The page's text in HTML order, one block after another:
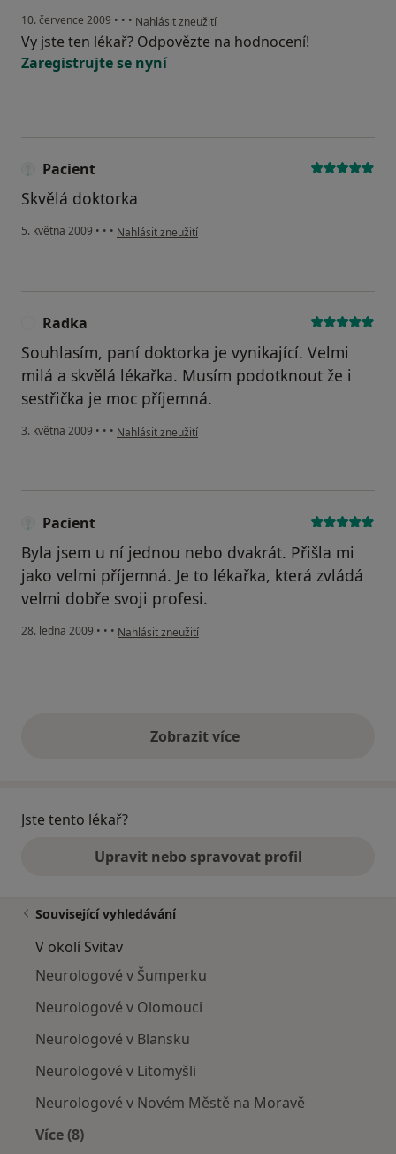
10. července 2009 • • • podle názoru uživatele kvetinka
Nahlásit zneužití
Vy jste ten lékař? Odpovězte na hodnocení!
Zaregistrujte se nyní
Pacient
Skvělá doktorka
5. května 2009 • • • podle názoru uživatele Pacient
Nahlásit zneužití
Radka
Souhlasím, paní doktorka je vynikající. Velmi
milá a skvělá lékařka. Musím podotknout že i
sestřička je moc příjemná.
3. května 2009 • • • podle názoru uživatele Radka
Nahlásit zneužití
Pacient
Byla jsem u ní jednou nebo dvakrát. Přišla mi
jako velmi příjemná. Je to lékařka, která zvládá
velmi dobře svoji profesi.
28. ledna 2009 • • • podle názoru uživatele Pacient
Nahlásit zneužití
Zobrazit vícevýše uvedené názory
Jste tento lékař?
Upravit nebo spravovat profil
Související vyhledávání
V okolí Svitav
Neurologové v Šumperku
Neurologové v Olomouci
Neurologové v Blansku
Neurologové v Litomyšli
Neurologové v Novém Městě na Moravě
Více (8)